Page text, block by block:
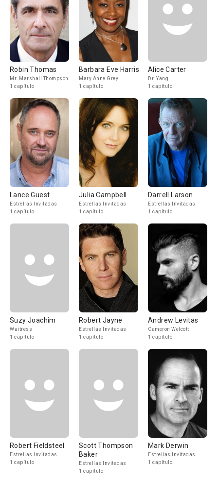
Robin Thomas
Mr. Marshall Thompson
1 capítulo
Barbara Eve Harris
Mary Anne Grey
1 capítulo
Alice Carter
Dr. Yang
1 capítulo
Lance Guest
Estrellas Invitadas
1 capítulo
Julia Campbell
Estrellas Invitadas
1 capítulo
Darrell Larson
Estrellas Invitadas
1 capítulo
Suzy Joachim
Waitress
1 capítulo
Robert Jayne
Estrellas Invitadas
1 capítulo
Andrew Levitas
Cameron Welcott
1 capítulo
Robert Fieldsteel
Estrellas Invitadas
1 capítulo
Scott Thompson
Baker
Estrellas Invitadas
1 capítulo
Mark Derwin
Estrellas Invitadas
1 capítulo